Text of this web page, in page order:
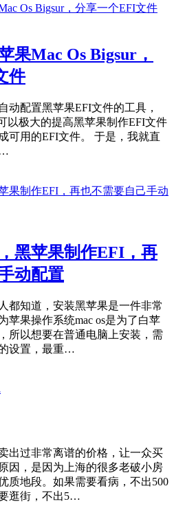
果Mac Os Bigsur，
件
动配置黑苹果EFI文件的工具，
以极大的提高黑苹果制作EFI文件
可用的EFI文件。 于是，我就直
…
黑苹果制作EFI，再
动配置
都知道，安装黑苹果是一件非常
苹果操作系统mac os是为了白苹
所以想要在普通电脑上安装，需
设置，最重…
出过非常离谱的价格，让一众买
因，是因为上海的很多老破小房
质地段。如果需要看病，不出500
逛街，不出5…